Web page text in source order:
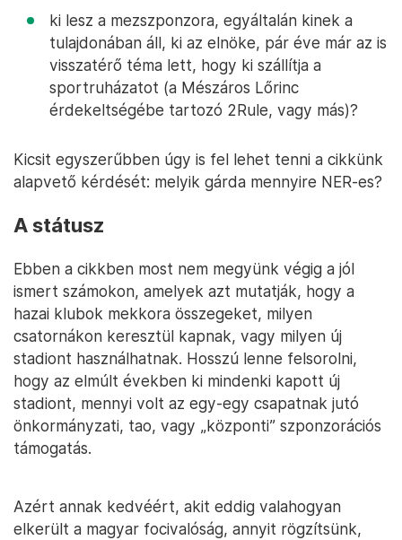
ki lesz a mezszponzora, egyáltalán kinek a
tulajdonában áll, ki az elnöke, pár éve már az is
visszatérő téma lett, hogy ki szállítja a
sportruházatot (a Mészáros Lőrinc
érdekeltségébe tartozó 2Rule, vagy más)?
Kicsit egyszerűbben úgy is fel lehet tenni a cikkünk
alapvető kérdését: melyik gárda mennyire NER-es?
A státusz
Ebben a cikkben most nem megyünk végig a jól
ismert számokon, amelyek azt mutatják, hogy a
hazai klubok mekkora összegeket, milyen
csatornákon keresztül kapnak, vagy milyen új
stadiont használhatnak. Hosszú lenne felsorolni,
hogy az elmúlt években ki mindenki kapott új
stadiont, mennyi volt az egy-egy csapatnak jutó
önkormányzati, tao, vagy „központi” szponzorációs
támogatás.
Azért annak kedvéért, akit eddig valahogyan
elkerült a magyar focivalóság, annyit rögzítsünk,